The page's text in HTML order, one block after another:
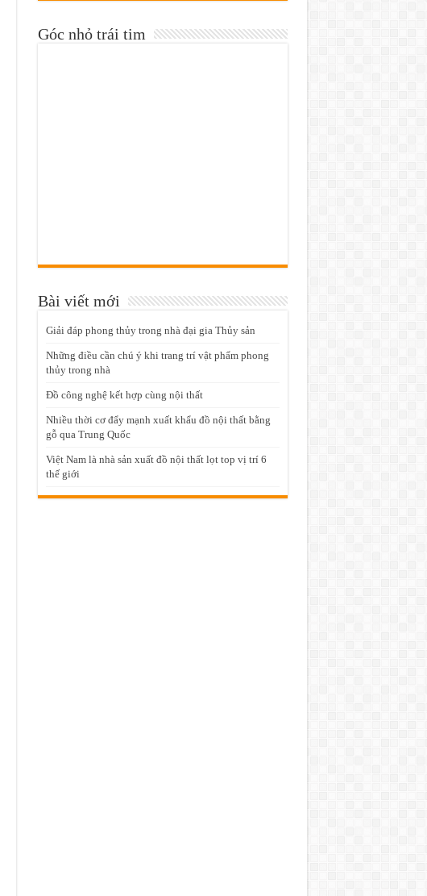
Góc nhỏ trái tim
Bài viết mới
Giải đáp phong thủy trong nhà đại gia Thủy sản
Những điều cần chú ý khi trang trí vật phẩm phong
thủy trong nhà
Đồ công nghệ kết hợp cùng nội thất
Nhiều thời cơ đẩy mạnh xuất khẩu đồ nội thất bằng
gỗ qua Trung Quốc
Việt Nam là nhà sản xuất đồ nội thất lọt top vị trí 6
thế giới